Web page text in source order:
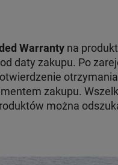
Warrantyna
daty zakupu. Po
zakupu.
można